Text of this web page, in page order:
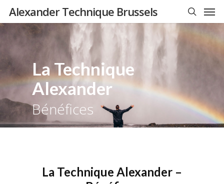
SkipAlexander Technique Brussels
search
La Technique
Alexander
Bénéfices
La Technique Alexander –